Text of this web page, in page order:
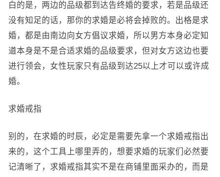
白的是，两边的品级都到达告终婚的要求，若是品级还
没有知足的话，那你的求婚是必将会掉败的。出格是求
婚，都是由南边向女方倡议求婚，所以男方本身必定知
道本身是不是合适求婚的品级要求，但对女方这边也要
进行领会，女性玩家只有品级到达25以上才可以或许成
婚。
求婚戒指
别的，在求婚的时辰，必定是需要先拿一个求婚戒指出
来的，这个工具上哪里弄的，想要求婚的玩家们必然要
记清晰了，求婚戒指其实不是在商铺里面采办的，而是